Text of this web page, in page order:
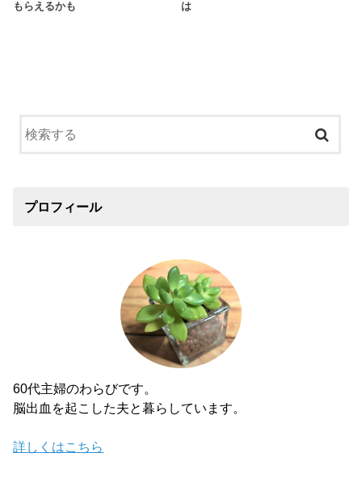
もらえるかも
は
プロフィール
60代主婦のわらびです。
脳出血を起こした夫と暮らしています。
詳しくはこちら